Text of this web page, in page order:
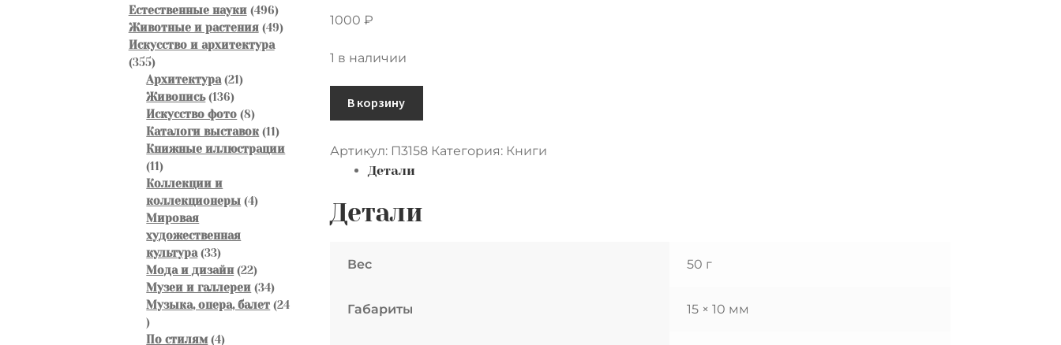
1000 ₽
1 в наличии
товара
мальчика
моряка.
1900е
Обрезана.
В корзину
Артикул: П3158 Категория: Книги
Детали
Детали
Вес 50 г
Габариты 15 × 10 мм
товаров
Естественные науки 496496
товаров
Животные и растения 4949
Искусство и архитектура
355355
товаров
Архитектура 2121
Живопись 136136
товаров
Искусство фото 88
товаров
Каталоги выставок 1111
товаров
Книжные иллюстрации
1111
товаров
Коллекции и
коллекционеры 44
Мировая
художественная
культура 3333
товара
Мода и дизайн 2222
товара
Музеи и галлереи 3434
товара
Музыка, опера, балет 24
24
товара
По стилям 44